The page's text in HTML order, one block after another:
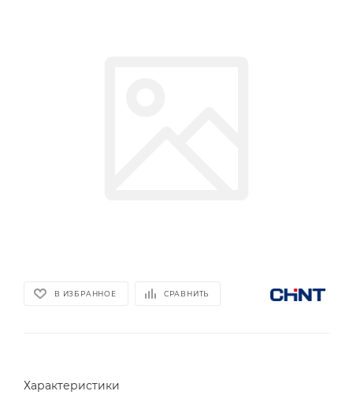
В ИЗБРАННОЕ СРАВНИТЬ
Характеристики